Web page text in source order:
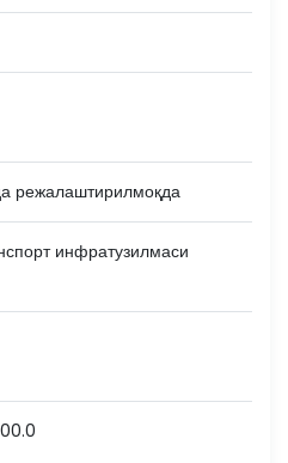
режалаштирилмоқда
инфратузилмаси